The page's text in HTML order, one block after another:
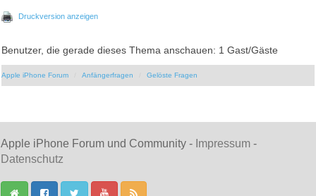
Druckversion anzeigen
Benutzer, die gerade dieses Thema anschauen: 1 Gast/Gäste
Apple iPhone Forum Anfängerfragen Gelöste Fragen
Apple iPhone Forum und Community - Impressum -
Datenschutz